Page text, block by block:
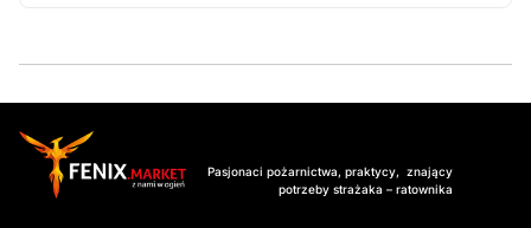
Pasjonaci pożarnictwa, praktycy, znający
potrzeby strażaka – ratownika